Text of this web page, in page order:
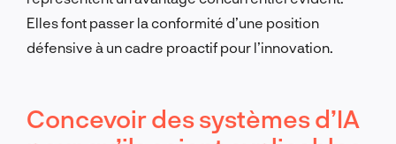
Elles font passer la conformité d’une position
défensive à un cadre proactif pour l’innovation.
Concevoir des systèmes d’IA